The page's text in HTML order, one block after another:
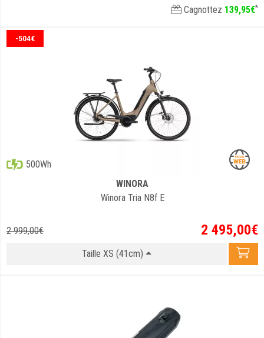
Cagnottez 139,95€*
-504€
500Wh
WINORA
Winora Tria N8f E
2 999,00€ 2 495,00€
Taille XS (41cm)